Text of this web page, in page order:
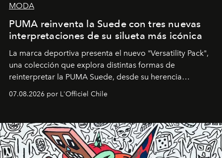
MODA
PUMA reinventa la Suede con tres nuevas
interpretaciones de su silueta más icónica
La marca deportiva presenta el nuevo "Versatility Pack",
una colección que explora distintas formas de
reinterpretar la PUMA Suede, desde su herencia
deportiva hasta una mirada moderna inspirada en el
diseño y el universo outdoor.
07.08.2026 por L'Officiel Chile